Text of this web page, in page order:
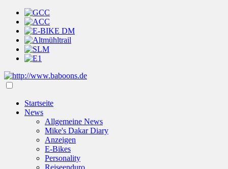
Startseite
News
Allgemeine News
Mike's Dakar Diary
Anzeigen
E-Bikes
Personality
Reiseenduro